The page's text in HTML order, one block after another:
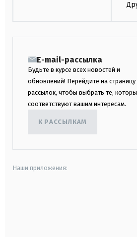
E-mail-рассылка
Будьте в курсе всех новостей и
обновлений! Перейдите на
рассылок, чтобы выбрать те,
соответствуют вашим интересам.
К РАССЫЛКАМ
Наши приложения: